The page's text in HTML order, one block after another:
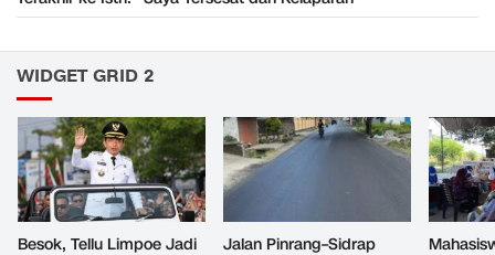
WIDGET GRID 2
Besok, Tellu Limpoe Jadi
Jalan Pinrang–Sidrap